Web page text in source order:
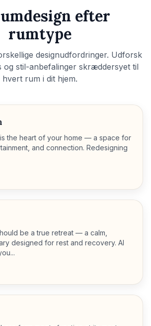
efter
rumtype
designudfordringer. Udforsk
og stil-anbefalinger skræddersyet til
hvert rum i dit hjem.
the heart of your home — a space for
and connection. Redesigning
be a true retreat — a calm,
designed for rest and recovery. AI